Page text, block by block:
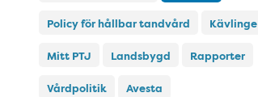
Policy för hållbar tandvård Kävlinge
Mitt PTJ Landsbygd Rapporter
Vårdpolitik Avesta